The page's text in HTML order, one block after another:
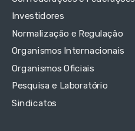
Investidores
Normalização e Regulação
Organismos Internacionais
Organismos Oficiais
Pesquisa e Laboratório
Sindicatos